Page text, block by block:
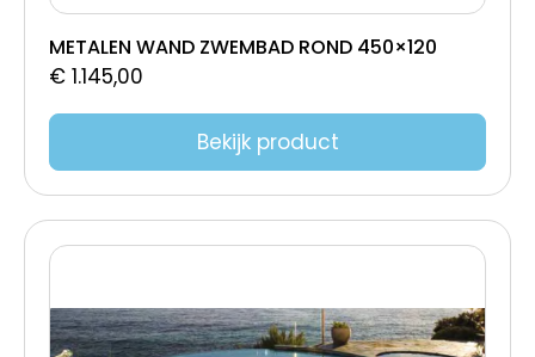
METALEN WAND ZWEMBAD ROND 450×120
€ 1.145,00
Bekijk product